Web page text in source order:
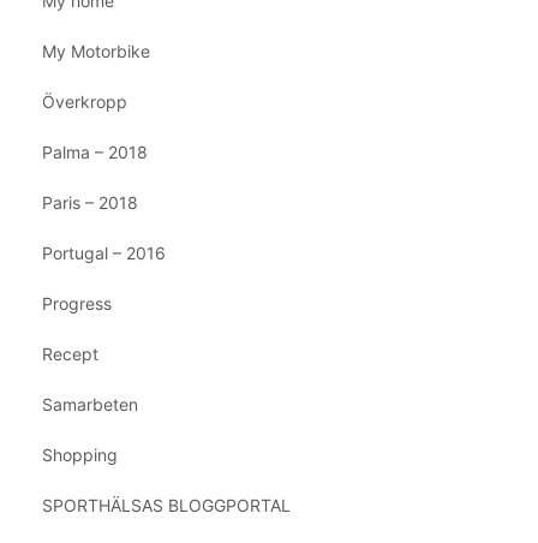
My Motorbike
Överkropp
Palma – 2018
Paris – 2018
Portugal – 2016
Progress
Recept
Samarbeten
Shopping
SPORTHÄLSAS BLOGGPORTAL